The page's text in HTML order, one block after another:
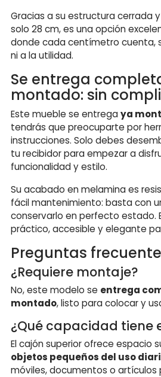
Gracias a su estructura cerrada
solo 28 cm, es una opción
donde cada centímetro cuenta,
ni a la utilidad.
Se entrega
montado: sin
Este mueble se entregaya
tendrás que preocuparte por
instrucciones. Solo debes
tu recibidor para empezar a
funcionalidad y estilo.
Su acabado en melamina es
fácil mantenimiento: basta con
conservarlo en perfecto estado.
práctico, accesible y elegante
Preguntas
¿Requiere montaje?
No, este modelo se entrega
montado, listo para colocar y
¿Qué capacidad tiene
El cajón superior ofrece espacio
objetos pequeños del uso
móviles, documentos o artículos